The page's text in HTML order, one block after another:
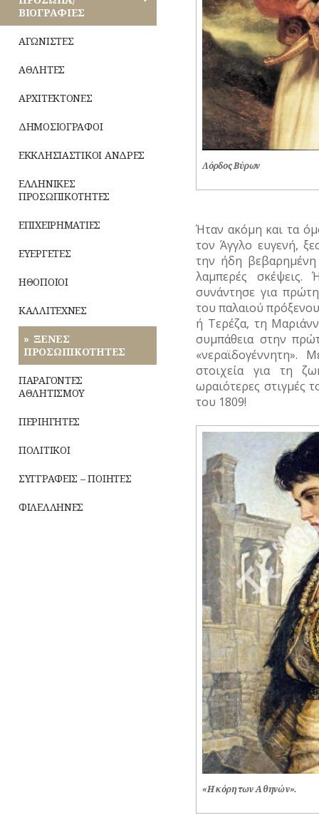
ΡΕΜΑΤΑ
ΣΥΓΚΟΙΝΩΝΙΕΣ
ΣΥΛΛΟΓΟΙ-
ΠΟΛΗΣ
ΤΕΧΝΟΛΟΓΙΑ
ΚΥΚΛΟΦΟΡΙΑ
ΥΔΡΕΥΣΗ
ΥΠΟΝΟΜΟΙ
ΦΥΛΑΚΕΣ
ΦΩΤΙΣΜΟΣ
ΧΑΡΤΕΣ
ΨΥΧΑΓΩΓΙΑ
Παραδόσεις
ΚΙΝΗΜΑΤΑ
ΓΕΓΟΝΟΤΑ
–
ΕΜΠΟΡΙΟ
ΖΩΗ
ΒΙΟΓΡΑΦΙΕΣ
ΑΓΩΝΙΣΤΕΣ
ΑΘΛΗΤΕΣ
ΑΡΧΙΤΕΚΤΟΝΕΣ
ΔΗΜΟΣΙΟΓΡΑΦΟΙ
ΕΚΚΛΗΣΙΑΣΤΙΚΟΙ ΑΝΔΡΕΣ
ΕΛΛΗΝΙΚΕΣ
ΠΡΟΣΩΠΙΚΟΤΗΤΕΣ
ΕΠΙΧΕΙΡΗΜΑΤΙΕΣ
ΕΥΕΡΓΕΤΕΣ
ΗΘΟΠΟΙΟΙ
ΚΑΛΛΙΤΕΧΝΕΣ
ΞΕΝΕΣ
ΠΡΟΣΩΠΙΚΟΤΗΤΕΣ
ΠΑΡΑΓΟΝΤΕΣ
ΑΘΛΗΤΙΣΜΟΥ
ΠΕΡΙΗΓΗΤΕΣ
ΠΟΛΙΤΙΚΟΙ
ΣΥΓΓΡΑΦΕΙΣ – ΠΟΙΗΤΕΣ
ΦΙΛΕΛΛΗΝΕΣ
Λόρδος Βύρων
Ήταν ακόμη και τα
τον Άγγλο ευγενή,
την ήδη βεβαρημένη
λαμπερές
συνάντησε για
του παλαιού
ή Τερέζα, τη
συμπάθεια στην
«νεραϊδογέννητη».
στοιχεία για τη
ωραιότερες στιγμές
του 1809!
«Η κόρη των Αθηνών».